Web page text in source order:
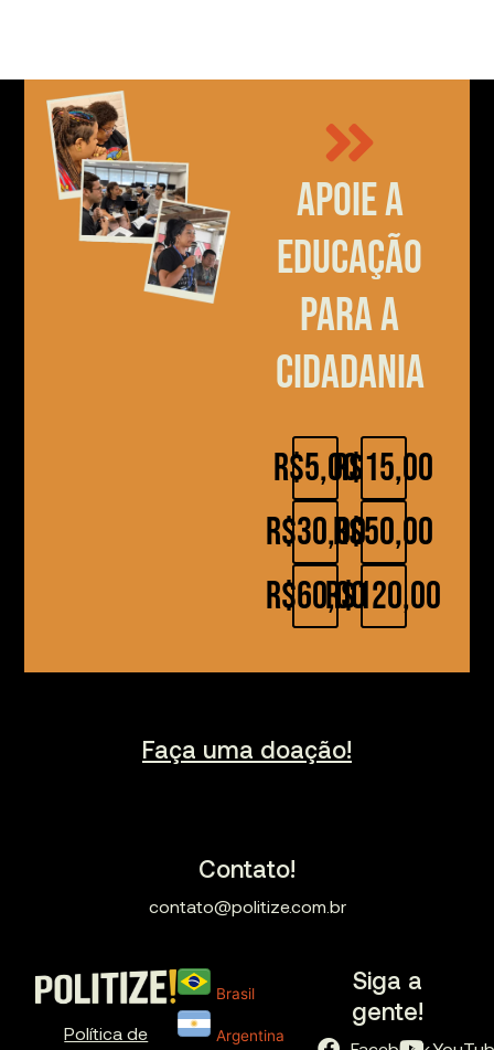
Apoie a
educação
para a
cidadania
R$5,00
R$30,00
R$60,00
R$15,00
R$50,00
R$120,00
Faça uma doação!
Contato!
contato@politize.com.br
Política de
Brasil
Argentina
Siga a
gente!